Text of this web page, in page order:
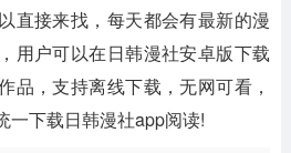
直接来找，每天都会有最新的漫
用户可以在日韩漫社安卓版下载
品，支持离线下载，无网可看，
一下载日韩漫社app阅读!